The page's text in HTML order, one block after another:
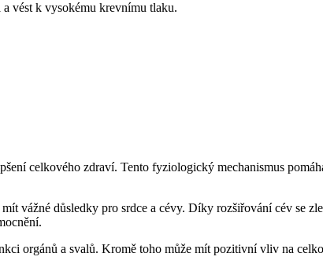
vést k vysokému krevnímu tlaku.
celkového zdraví. Tento fyziologický mechanismus
vážné důsledky pro srdce a cévy. Díky rozšiřování cév se
orgánů a svalů. Kromě toho může mít pozitivní vliv na